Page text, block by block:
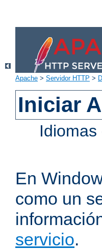
Apache > Servidor HTTP >
Iniciar
Idiomas
En
como un
servicio.